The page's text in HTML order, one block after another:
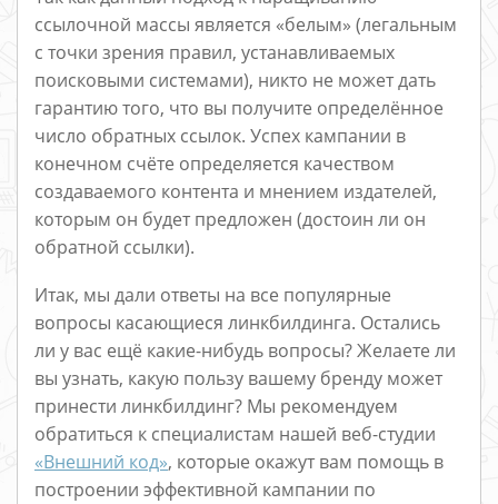
ссылочной массы является «белым» (легальным
с точки зрения правил, устанавливаемых
поисковыми системами), никто не может дать
гарантию того, что вы получите определённое
число обратных ссылок. Успех кампании в
конечном счёте определяется качеством
создаваемого контента и мнением издателей,
которым он будет предложен (достоин ли он
обратной ссылки).
Итак, мы дали ответы на все популярные
вопросы касающиеся линкбилдинга. Остались
ли у вас ещё какие-нибудь вопросы? Желаете ли
вы узнать, какую пользу вашему бренду может
принести линкбилдинг? Мы рекомендуем
обратиться к специалистам нашей веб-студии
«Bнешний код», которые окажут вам помощь в
построении эффективной кампании по